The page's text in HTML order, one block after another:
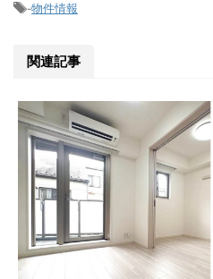
-物件情報
関連記事